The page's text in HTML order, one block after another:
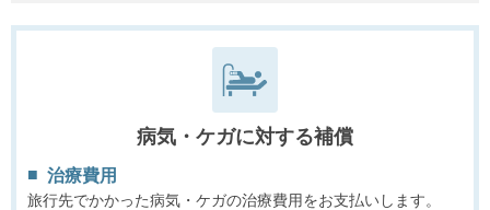
病気・ケガに対する補償
治療費用
旅行先でかかった病気・ケガの治療費用をお支払いします。